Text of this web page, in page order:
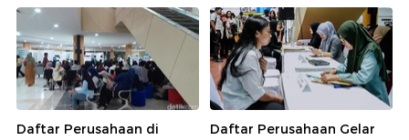
Daftar Perusahaan di
Daftar Perusahaan Gelar